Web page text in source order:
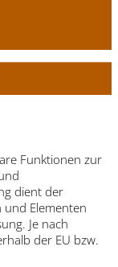
Funktionen zur
dient der
Elementen
Je nach
der EU bzw.